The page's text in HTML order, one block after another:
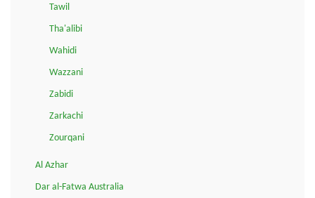
Tawil
Tha'alibi
Wahidi
Wazzani
Zabidi
Zarkachi
Zourqani
Al Azhar
Dar al-Fatwa Australia